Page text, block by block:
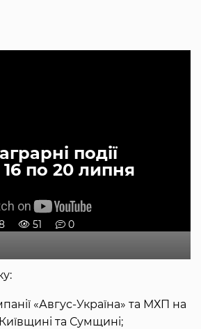
події
по 20 липня
51 0
«Авгус-Україна» та МХП на
та Сумщині;